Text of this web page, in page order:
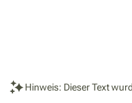
Hinweis: Dieser Text